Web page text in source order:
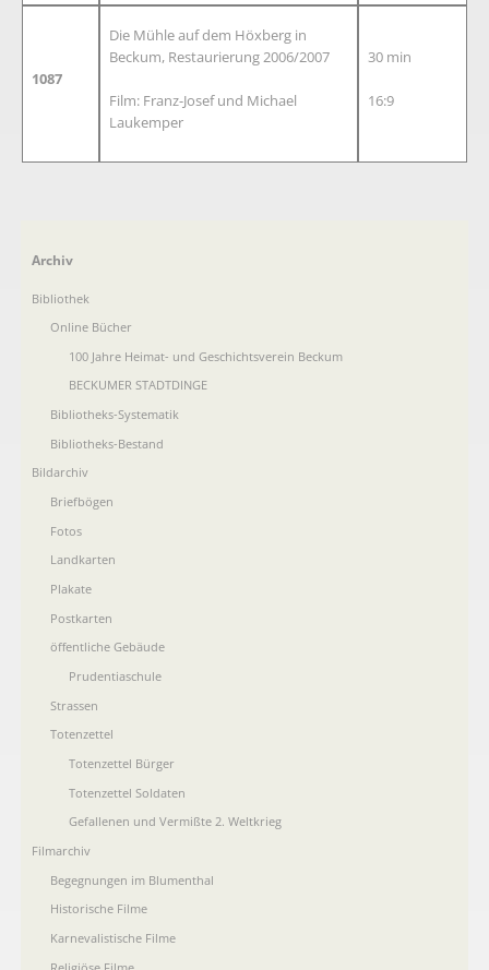
1087
Die Mühle auf dem Höxberg in
Beckum, Restaurierung 2006/2007
Film: Franz-Josef und Michael
Laukemper
30 min
16:9
Navigation
Archiv
Bibliothek
Online Bücher
100 Jahre Heimat- und Geschichtsverein Beckum
BECKUMER STADTDINGE
Bibliotheks-Systematik
Bibliotheks-Bestand
Bildarchiv
Briefbögen
Fotos
Landkarten
Plakate
Postkarten
öffentliche Gebäude
Prudentiaschule
Strassen
Totenzettel
Totenzettel Bürger
Totenzettel Soldaten
Gefallenen und Vermißte 2. Weltkrieg
Filmarchiv
Begegnungen im Blumenthal
Historische Filme
Karnevalistische Filme